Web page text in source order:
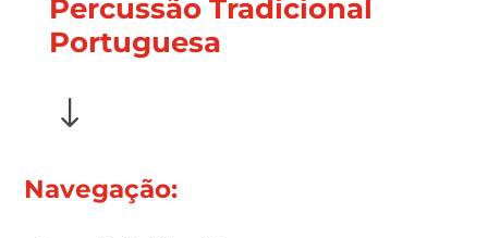
Percussão Tradicional
Portuguesa
"
Navegação: